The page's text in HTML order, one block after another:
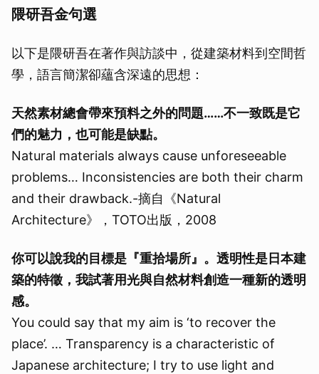
隈研吾金句選
以下是隈研吾在著作與訪談中，從建築材料到空間哲
學，語言簡潔卻蘊含深遠的思想：
天然素材總會帶來預料之外的問題……不一致既是它
們的魅力，也可能是缺點。
Natural materials always cause unforeseeable
problems… Inconsistencies are both their charm
and their drawback.-摘自《Natural
Architecture》，TOTO出版，2008
你可以說我的目標是『重拾場所』。透明性是日本建
築的特徵，我試著用光與自然材料創造一種新的透明
感。
You could say that my aim is ‘to recover the
place’. … Transparency is a characteristic of
Japanese architecture; I try to use light and